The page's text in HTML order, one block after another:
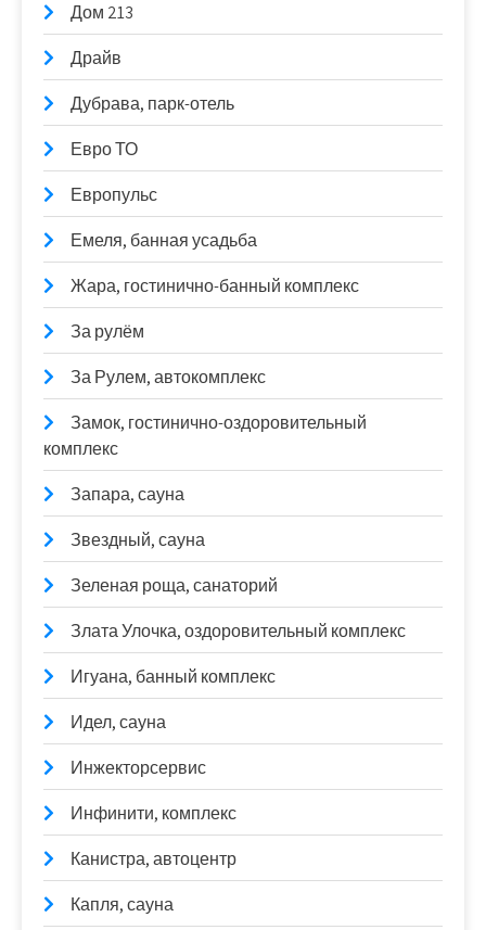
Дом 213
Драйв
Дубрава, парк-отель
Евро ТО
Европульс
Емеля, банная усадьба
Жара, гостинично-банный комплекс
За рулём
За Рулем, автокомплекс
Замок, гостинично-оздоровительный
комплекс
Запара, сауна
Звездный, сауна
Зеленая роща, санаторий
Злата Улочка, оздоровительный комплекс
Игуана, банный комплекс
Идел, сауна
Инжекторсервис
Инфинити, комплекс
Канистра, автоцентр
Капля, сауна